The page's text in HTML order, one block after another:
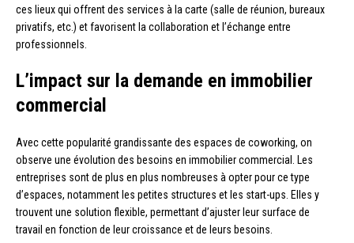
ces lieux qui offrent des services à la carte (salle de réunion, bureaux
privatifs, etc.) et favorisent la collaboration et l’échange entre
professionnels.
L’impact sur la demande en immobilier
commercial
Avec cette popularité grandissante des espaces de coworking, on
observe une évolution des besoins en immobilier commercial. Les
entreprises sont de plus en plus nombreuses à opter pour ce type
d’espaces, notamment les petites structures et les start-ups. Elles y
trouvent une solution flexible, permettant d’ajuster leur surface de
travail en fonction de leur croissance et de leurs besoins.